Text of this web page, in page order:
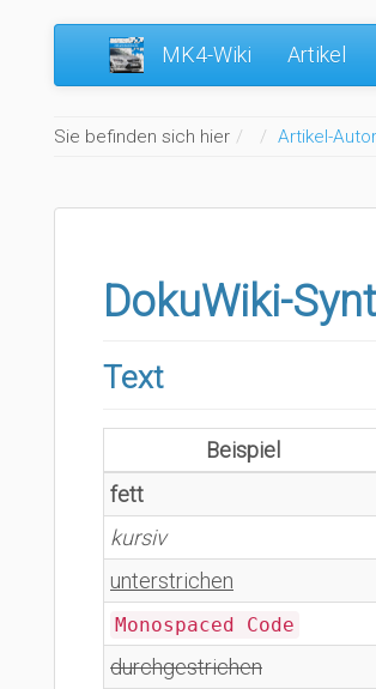
MK4-Wiki Artikel
Sie befinden sich hier Home
Artikel-
DokuWiki-
Text
Beispiel
fett
kursiv
unterstrichen
Monospaced Code
durchgestrichen